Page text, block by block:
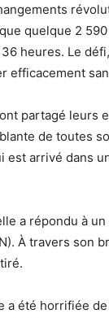
quelque 2
heures. Le
efficacement
partagé leurs
de toutes
est arrivé dans
a répondu à
À travers son
a été horrifiée